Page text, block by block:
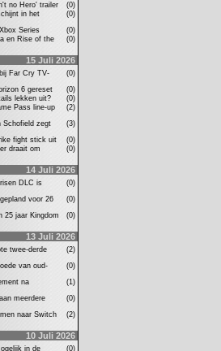
no Hero' trailer
(0)
in het
(0)
Series
(0)
en Rise of the
(0)
15 Juli 2026
Far Cry TV-
(0)
6 gereset
(0)
lekken uit?
(0)
Pass line-up
(2)
Schofield zegt
(3)
fight stick uit
(0)
draait om
(0)
14 Juli 2026
DLC is
(0)
voor 26
(0)
25 jaar Kingdom
(0)
13 Juli 2026
twee-derde
(2)
van oud-
(0)
na
(1)
meerdere
(0)
naar Switch
(2)
10 Juli 2026
in de (0)